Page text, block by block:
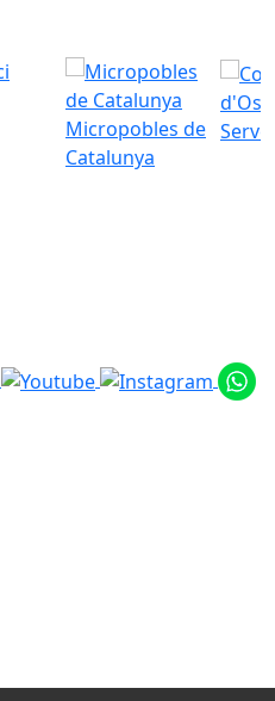
Micropobles de
Catalunya